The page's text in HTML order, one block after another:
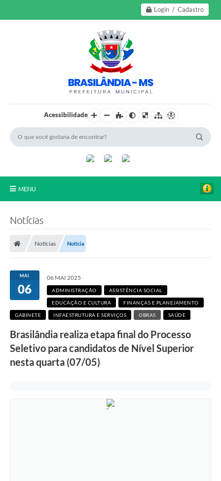
Login / Cadastro
Acessibilidade
MENU
Transparência
Câmara Municipal
Tributação
Diário Oficial
Notícias
Notícias Notícia
MAI
06
06 MAI 2025
ADMINISTRAÇÃO ASSISTÊNCIA SOCIAL
EDUCAÇÃO E CULTURA FINANÇAS E PLANEJAMENTO
GABINETE INFAESTRUTURA E SERVIÇOS OBRAS SAÚDE
Brasilândia realiza etapa final do Processo
Seletivo para candidatos de Nível Superior
nesta quarta (07/05)